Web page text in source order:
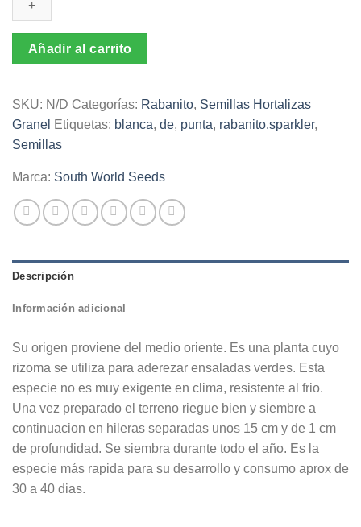
Sparkler
Añadir al carrito
SKU: N/D Categorías: Rabanito, Semillas Hortalizas
Granel Etiquetas: blanca, de, punta, rabanito.sparkler,
Semillas
Marca: South World Seeds
Descripción
Información adicional
Su origen proviene del medio oriente. Es una planta cuyo
rizoma se utiliza para aderezar ensaladas verdes. Esta
especie no es muy exigente en clima, resistente al frio.
Una vez preparado el terreno riegue bien y siembre a
continuacion en hileras separadas unos 15 cm y de 1 cm
de profundidad. Se siembra durante todo el año. Es la
especie más rapida para su desarrollo y consumo aprox de
30 a 40 dias.